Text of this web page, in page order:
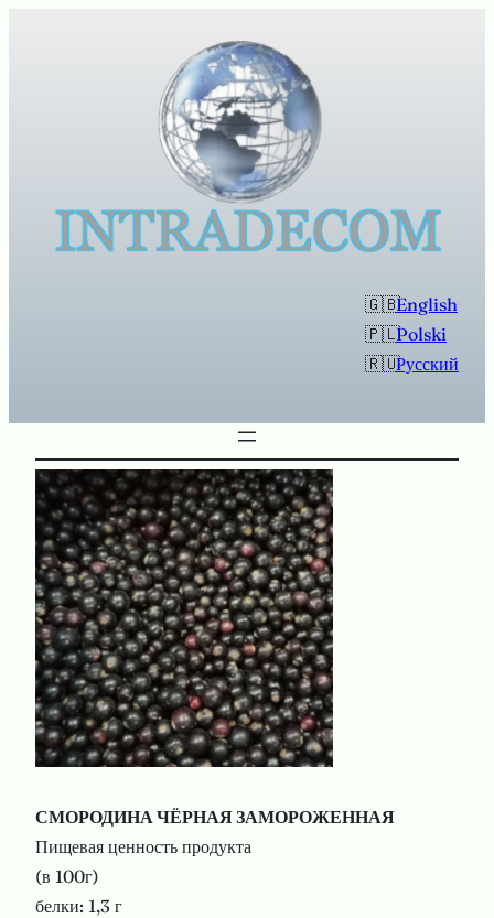
English
Polski
Русский
СМОРОДИНА ЧЁРНАЯ ЗАМОРОЖЕННАЯ
Пищевая ценность продукта
(в 100г)
белки: 1,3 г